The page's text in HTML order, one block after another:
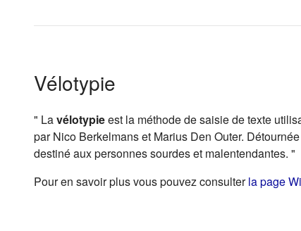
Vélotypie
" Lavélotypieest la méthode de saisie de texte
par Nico Berkelmans et Marius Den Outer.
destiné aux personnes sourdes et malentendantes. "
Pour en savoir plus vous pouvez consulterla page